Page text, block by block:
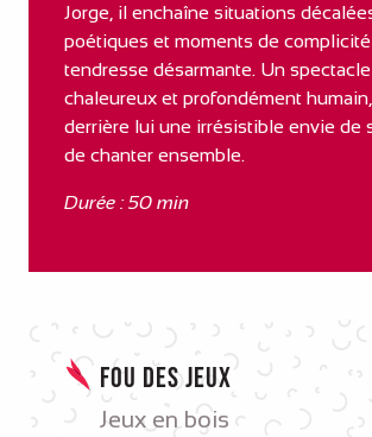
Jorge, il enchaîne situations
poétiques et moments de
tendresse désarmante. Un
chaleureux et profondément
derrière lui une irrésistible envie de
de chanter ensemble.
Durée : 50 min
Fou des jeux
Jeux en bois